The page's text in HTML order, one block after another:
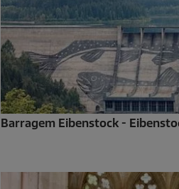
Barragem Eibenstock -